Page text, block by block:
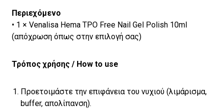
Περιεχόμενο
• 1 × Venalisa Hema TPO Free Nail Gel Polish 10ml
(απόχρωση όπως στην επιλογή σας)
Τρόπος χρήσης / How to use
Προετοιμάστε την επιφάνεια του νυχιού (λιμάρισμα,
buffer, απολίπανση).